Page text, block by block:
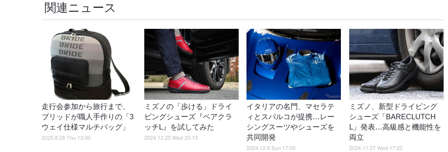
関連ニュース
走行会参加から旅行まで、
ブリッドが職人手作りの「3
ウェイ仕様マルチバッグ」
2025.8.28 Thu 13:00
ミズノの「歩ける」ドライ
ビングシューズ『ベアクラ
ッチL』を試してみた
2024.12.25 Wed 20:13
イタリアの名門、マセラテ
ィとスパルコが提携…レー
シングスーツやシューズを
共同開発
2024.12.8 Sun 17:00
ミズノ、新型ドライビング
シューズ「BARECLUTCH
L」発表…高級感と機能性を
両立
2024.11.27 Wed 17:22